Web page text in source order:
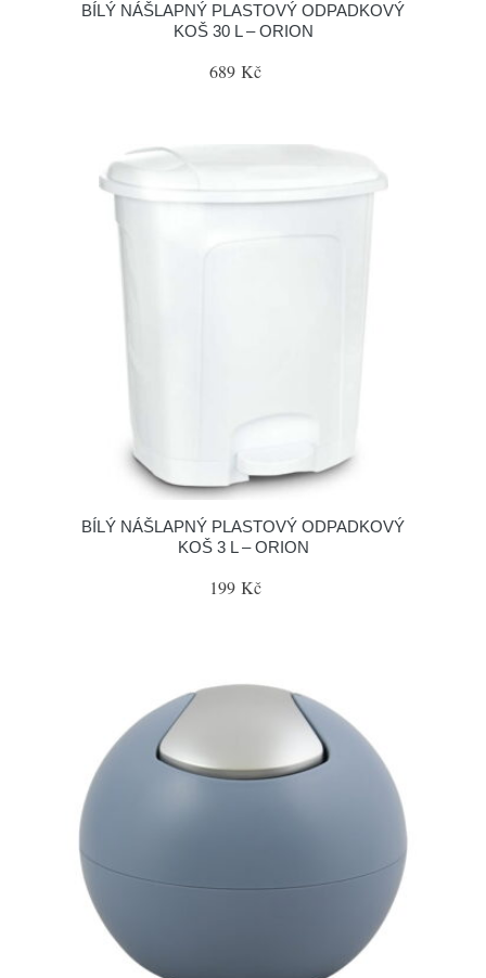
BÍLÝ NÁŠLAPNÝ PLASTOVÝ ODPADKOVÝ
KOŠ 30 L – ORION
689 Kč
BÍLÝ NÁŠLAPNÝ PLASTOVÝ ODPADKOVÝ
KOŠ 3 L – ORION
199 Kč